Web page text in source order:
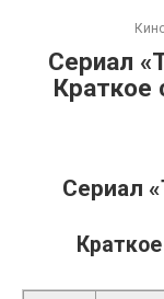
Сериал
Краткое
Сериал